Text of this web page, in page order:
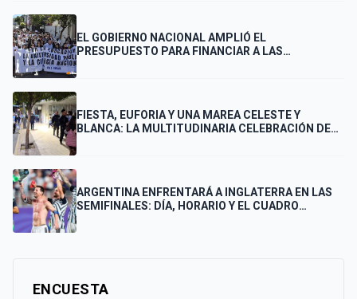
EL GOBIERNO NACIONAL AMPLIÓ EL
PRESUPUESTO PARA FINANCIAR A LAS
FIESTA, EUFORIA Y UNA MAREA CELESTE Y
BLANCA: LA MULTITUDINARIA CELEBRACIÓN DE
ARGENTINA ENFRENTARÁ A INGLATERRA EN LAS
SEMIFINALES: DÍA, HORARIO Y EL CUADRO
ENCUESTA